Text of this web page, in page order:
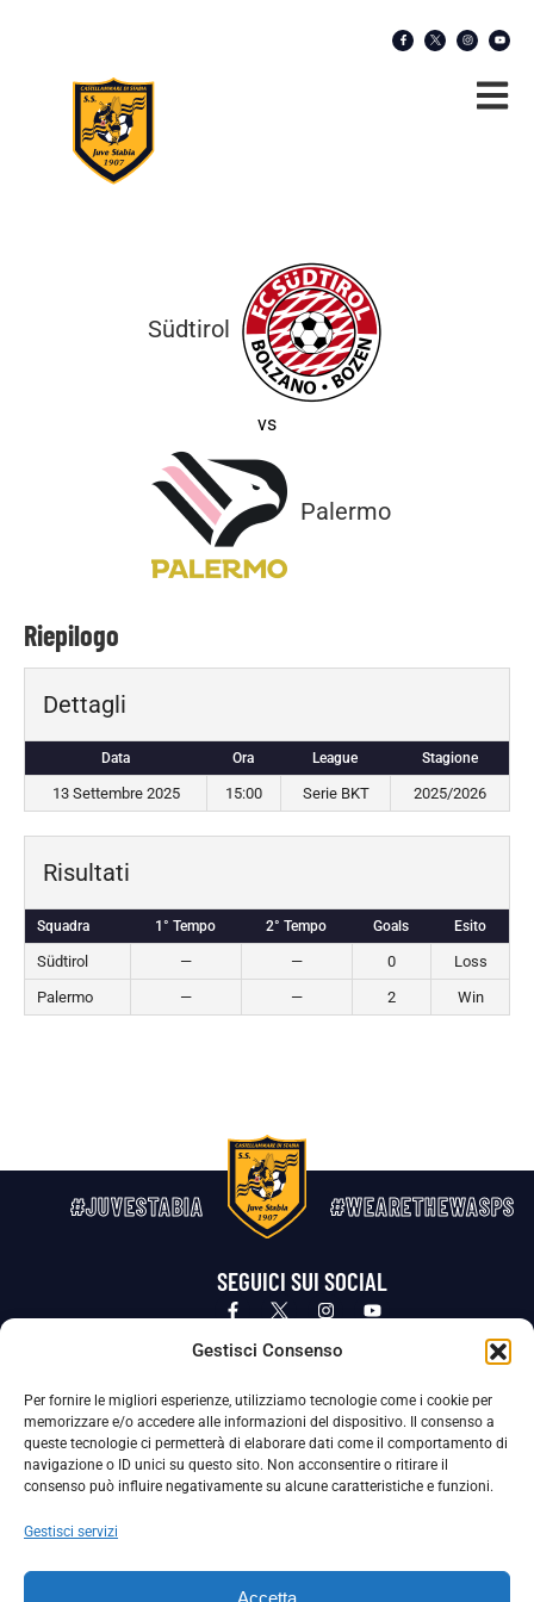
Gestisci Consenso
Per fornire le migliori esperienze, utilizziamo tecnologie come i cookie per
memorizzare e/o accedere alle informazioni del dispositivo. Il consenso a
queste tecnologie ci permetterà di elaborare dati come il comportamento di
navigazione o ID unici su questo sito. Non acconsentire o ritirare il
consenso può influire negativamente su alcune caratteristiche e funzioni.
Gestisci servizi
Accetta
Südtirol
vs
Palermo
Riepilogo
Dettagli
Data Ora League Stagione
13 Settembre 2025 15:00 Serie BKT 2025/2026
Risultati
Squadra 1° Tempo 2° Tempo Goals Esito
Südtirol — — 0
Loss
Palermo
— — 2 Win
#JUVESTABIA #WEARETHEWASPS
SEGUICI SUI SOCIAL
Privacy Policy Cookie Policy
La Società ha nominato il Responsabile della Protezione dei Dati Personali (DPO), figura specializzata che vigila sulle modalità
adottate dalla nostra Società per tutelare i Suoi dati personali.
Per contattare il DPO può scrivere a